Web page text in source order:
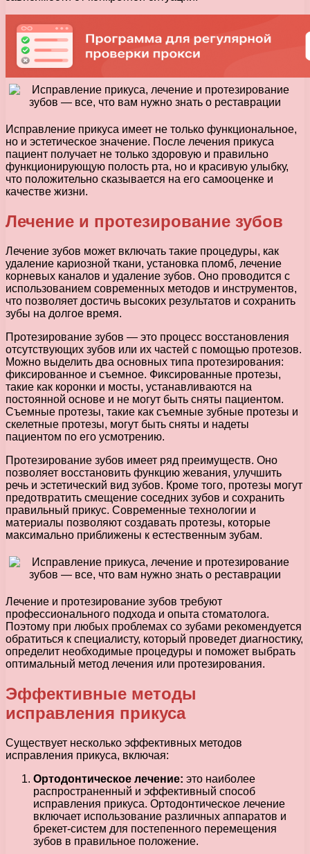
Исправление прикуса имеет не только функциональное,
но и эстетическое значение. После лечения прикуса
пациент получает не только здоровую и правильно
функционирующую полость рта, но и красивую улыбку,
что положительно сказывается на его самооценке и
качестве жизни.
Лечение и протезирование зубов
Лечение зубов может включать такие процедуры, как
удаление кариозной ткани, установка пломб, лечение
корневых каналов и удаление зубов. Оно проводится с
использованием современных методов и инструментов,
что позволяет достичь высоких результатов и сохранить
зубы на долгое время.
Протезирование зубов — это процесс восстановления
отсутствующих зубов или их частей с помощью протезов.
Можно выделить два основных типа протезирования:
фиксированное и съемное. Фиксированные протезы,
такие как коронки и мосты, устанавливаются на
постоянной основе и не могут быть сняты пациентом.
Съемные протезы, такие как съемные зубные протезы и
скелетные протезы, могут быть сняты и надеты
пациентом по его усмотрению.
Протезирование зубов имеет ряд преимуществ. Оно
позволяет восстановить функцию жевания, улучшить
речь и эстетический вид зубов. Кроме того, протезы могут
предотвратить смещение соседних зубов и сохранить
правильный прикус. Современные технологии и
материалы позволяют создавать протезы, которые
максимально приближены к естественным зубам.
Лечение и протезирование зубов требуют
профессионального подхода и опыта стоматолога.
Поэтому при любых проблемах со зубами рекомендуется
обратиться к специалисту, который проведет диагностику,
определит необходимые процедуры и поможет выбрать
оптимальный метод лечения или протезирования.
Эффективные методы
исправления прикуса
Существует несколько эффективных методов
исправления прикуса, включая:
Ортодонтическое лечение: это наиболее
распространенный и эффективный способ
исправления прикуса. Ортодонтическое лечение
включает использование различных аппаратов и
брекет-систем для постепенного перемещения
зубов в правильное положение.